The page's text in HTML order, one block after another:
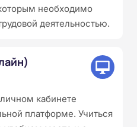
необходимо
деятельностью.
кабинете
платформе. Учиться